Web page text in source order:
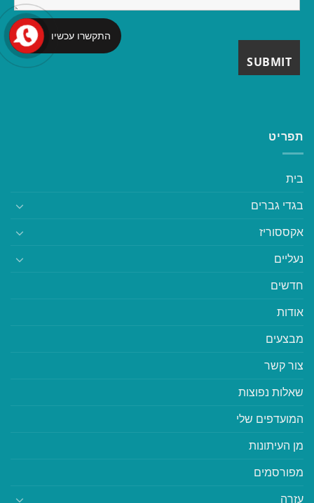
תפריט
בית
בגדי גברים
אקססוריז
נעליים
חדשים
אודות
מבצעים
צור קשר
שאלות נפוצות
המועדפים שלי
מן העיתונות
מפורסמים
עזרה
התקשרו עכשיו